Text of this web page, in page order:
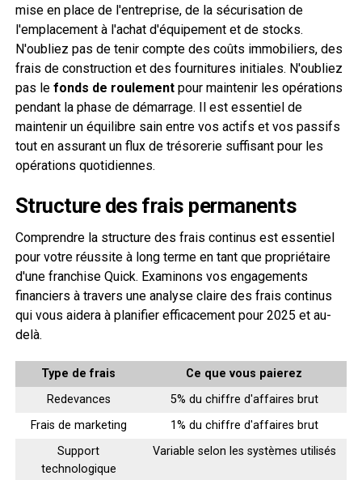
mise en place de l'entreprise, de la sécurisation de
l'emplacement à l'achat d'équipement et de stocks.
N'oubliez pas de tenir compte des coûts immobiliers, des
frais de construction et des fournitures initiales. N'oubliez
pas le fonds de roulementpour maintenir les opérations
pendant la phase de démarrage. Il est essentiel de
maintenir un équilibre sain entre vos actifs et vos passifs
tout en assurant un flux de trésorerie suffisant pour les
opérations quotidiennes.
Structure des frais permanents
Comprendre la structure des frais continus est essentiel
pour votre réussite à long terme en tant que propriétaire
d'une franchise Quick. Examinons vos engagements
financiers à travers une analyse claire des frais continus
qui vous aidera à planifier efficacement pour 2025 et au-
delà.
Type de frais
Ce que vous paierez
Redevances
5% du chiffre d'affaires brut
Frais de marketing
1% du chiffre d'affaires brut
Support
technologique
Variable selon les systèmes utilisés